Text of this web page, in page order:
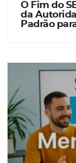
O Fim do
da
Padrão